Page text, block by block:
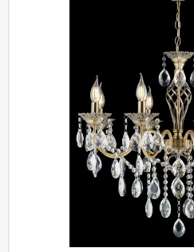
конфиденциальности